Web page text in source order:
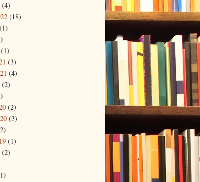
(4)
(18)
(1)
(1)
(3)
(4)
(2)
(2)
(3)
(1)
(2)